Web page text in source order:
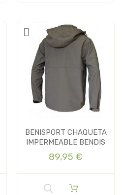
BENISPORT CHAQUETA
IMPERMEABLE BENDIS
89,95 €